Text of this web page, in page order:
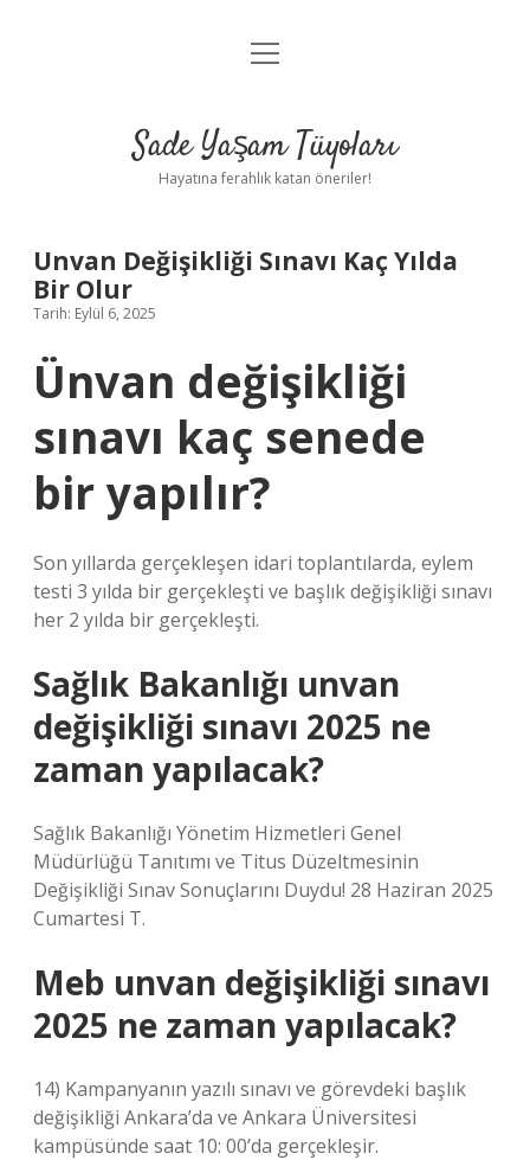
Anasayfa
Yasal Uyarı
menüyü
Sade Yaşam Tüyoları
Hayatına ferahlık katan öneriler!
Unvan Değişikliği Sınavı Kaç Yılda
Bir Olur
Tarih: Eylül 6, 2025
Ünvan değişikliği
sınavı kaç senede
bir yapılır?
Son yıllarda gerçekleşen idari toplantılarda, eylem
testi 3 yılda bir gerçekleşti ve başlık değişikliği sınavı
her 2 yılda bir gerçekleşti.
Sağlık Bakanlığı unvan
değişikliği sınavı 2025 ne
zaman yapılacak?
Sağlık Bakanlığı Yönetim Hizmetleri Genel
Müdürlüğü Tanıtımı ve Titus Düzeltmesinin
Değişikliği Sınav Sonuçlarını Duydu! 28 Haziran 2025
Cumartesi T.
Meb unvan değişikliği sınavı
2025 ne zaman yapılacak?
14) Kampanyanın yazılı sınavı ve görevdeki başlık
değişikliği Ankara’da ve Ankara Üniversitesi
kampüsünde saat 10: 00’da gerçekleşir.